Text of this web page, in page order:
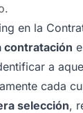
en la
contratación
a
cada
selección,